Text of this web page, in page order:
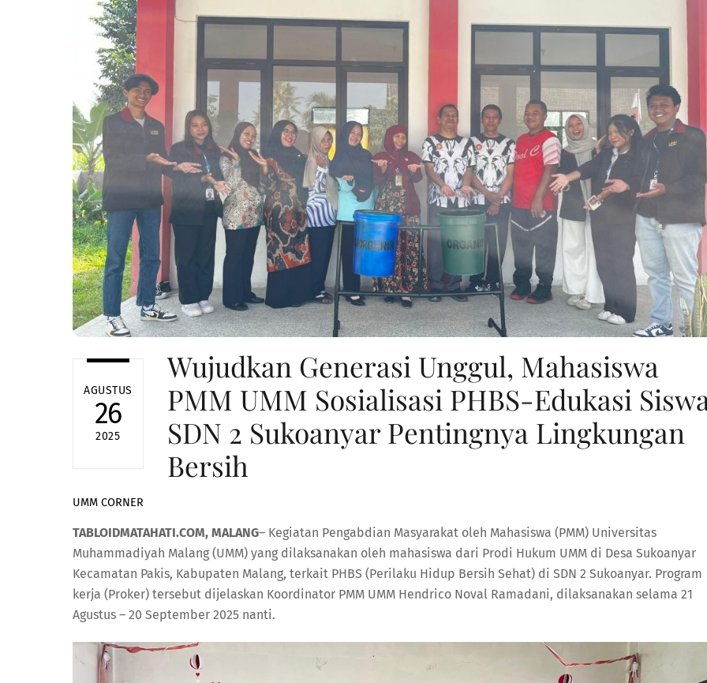
AGUSTUS
26
2025
Wujudkan Generasi Unggul, Mahasiswa
PMM UMM Sosialisasi PHBS-Edukasi
SDN 2 Sukoanyar Pentingnya Lingkungan
Bersih
UMM CORNER
TABLOIDMATAHATI.COM, MALANG– Kegiatan Pengabdian Masyarakat oleh Mahasiswa (PMM) Universitas
Muhammadiyah Malang (UMM) yang dilaksanakan oleh mahasiswa dari Prodi Hukum UMM di Desa Sukoanyar
Kecamatan Pakis, Kabupaten Malang, terkait PHBS (Perilaku Hidup Bersih Sehat) di SDN 2 Sukoanyar. Program
kerja (Proker) tersebut dijelaskan Koordinator PMM UMM Hendrico Noval Ramadani, dilaksanakan selama 21
Agustus – 20 September 2025 nanti.